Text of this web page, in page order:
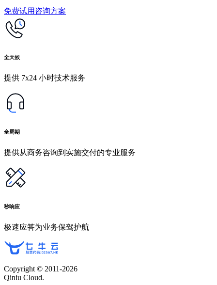
免费试用 咨询方案
全天候
提供 7x24 小时技术服务
全周期
提供从商务咨询到实施交付的专业服务
秒响应
极速应答为业务保驾护航
Copyright © 2011-2026
Qiniu Cloud.